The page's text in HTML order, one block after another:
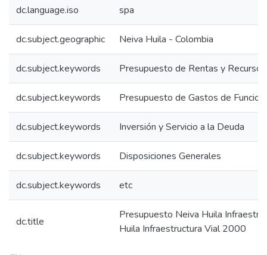
dc.language.iso spa
dc.subject.geographic Neiva Huila - Colombia
dc.subject.keywords Presupuesto de Rentas y
dc.subject.keywords Presupuesto de Gastos de
dc.subject.keywords Inversión y Servicio a la Deuda
dc.subject.keywords Disposiciones Generales
dc.subject.keywords etc
dc.title
Presupuesto Neiva Huila
Huila Infraestructura Vial 2000